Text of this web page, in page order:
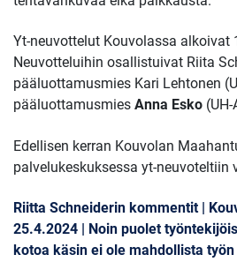
Yt-neuvottelut Kouvolassa alkoivat
Neuvotteluihin osallistuivat Riita
pääluottamusmies Kari Lehtonen
pääluottamusmies Anna Esko
Edellisen kerran Kouvolan
palvelukeskuksessa yt-neuvoteltiin
Riitta Schneiderin kommentit |
25.4.2024 | Noin puolet
kotoa käsin ei ole mahdollista